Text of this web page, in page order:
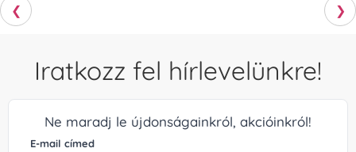
❮ ❯
Iratkozz fel hírlevelünkre!
Ne maradj le újdonságainkról, akcióinkról!
E-mail címed